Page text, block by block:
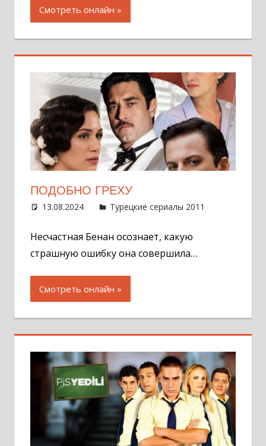
Смотреть онлайн
ПОДОБНО ГРЕХУ
13.08.2024 Администратор
Турецкие сериалы 2011
Несчастная Бенан осознает, какую
страшную ошибку она совершила…
Смотреть онлайн